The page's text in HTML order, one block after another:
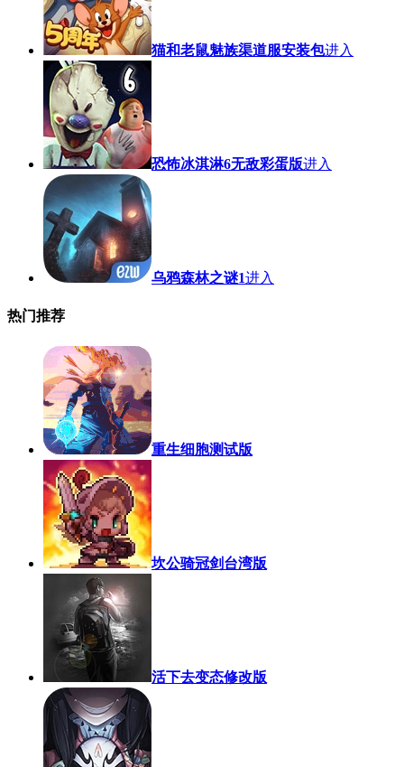
猫和老鼠魅族渠道服安装包进入
恐怖冰淇淋6无敌彩蛋版进入
乌鸦森林之谜1进入
热门推荐
重生细胞测试版
坎公骑冠剑台湾版
活下去变态修改版